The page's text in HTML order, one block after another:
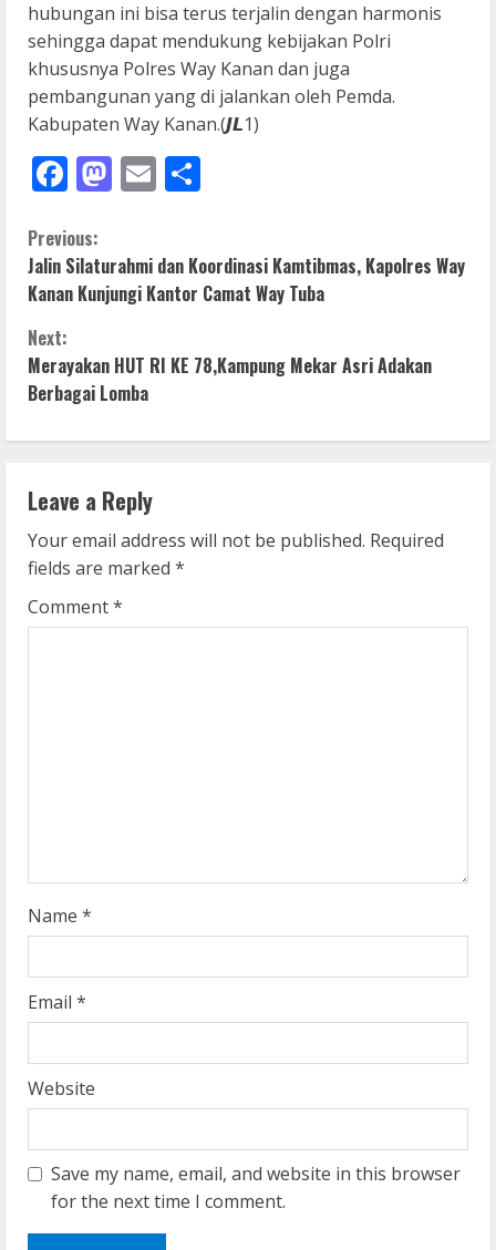
hubungan ini bisa terus terjalin dengan harmonis
sehingga dapat mendukung kebijakan Polri
khususnya Polres Way Kanan dan juga
pembangunan yang di jalankan oleh Pemda.
Kabupaten Way Kanan.(𝙅𝙇1)
Facebook
Mastodon
Email
C
o
n
t
i
n
u
e
R
g
Previous:
Jalin Silaturahmi dan Koordinasi Kamtibmas, Kapolres Way
Kanan Kunjungi Kantor Camat Way Tuba
Next:
Merayakan HUT RI KE 78,Kampung Mekar Asri Adakan
Berbagai Lomba
Leave a Reply
Your email address will not be published. Required
fields are marked *
Comment*
Name *
Email *
Website
Save my name, email, and website in this browser
for the next time I comment.